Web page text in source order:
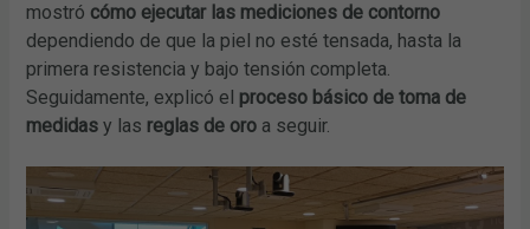
mostró cómo ejecutar las mediciones de contorno
dependiendo de que la piel no esté tensada, hasta la
primera resistencia y bajo tensión completa.
Seguidamente, explicó el proceso básico de toma de
medidas y las reglas de oro a seguir.